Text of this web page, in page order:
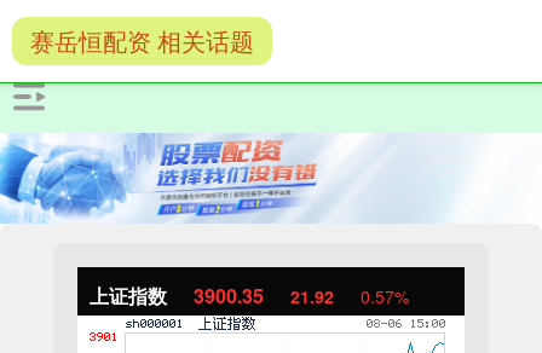
上证指数 3900.35 21.92 0.57%
赛岳恒配资 相关话题